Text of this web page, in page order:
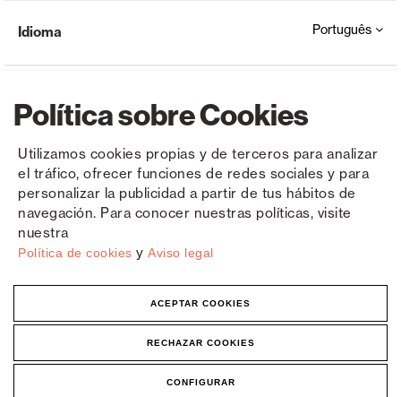
Política sobre Cookies
Utilizamos cookies propias y de terceros para analizar
el tráfico, ofrecer funciones de redes sociales y para
personalizar la publicidad a partir de tus hábitos de
navegación. Para conocer nuestras políticas, visite
nuestra
Política de cookies y Aviso legal
ACEPTAR COOKIES
RECHAZAR COOKIES
CONFIGURAR
Copyright © Saxun 2023 - 2026 Política de privacidade Aviso Legal Cookies
Idioma Português